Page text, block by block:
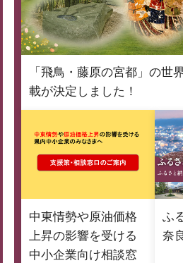
「飛鳥・藤原の宮都」の世
載が決定しました！
中東情勢や原油価格
上昇の影響を受ける
中小企業向け相談窓
ふ
奈